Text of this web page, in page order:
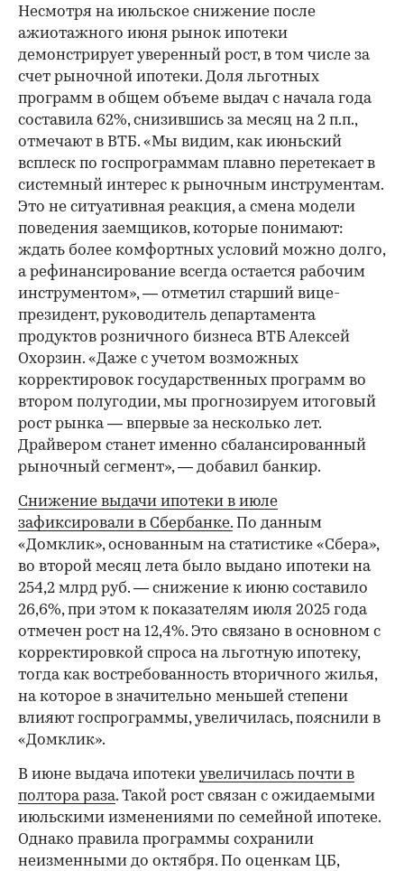
Несмотря на июльское снижение после
ажиотажного июня рынок ипотеки
демонстрирует уверенный рост, в том числе за
счет рыночной ипотеки. Доля льготных
программ в общем объеме выдач с начала года
составила 62%, снизившись за месяц на 2 п.п.,
отмечают в ВТБ. «Мы видим, как июньский
всплеск по госпрограммам плавно перетекает в
системный интерес к рыночным инструментам.
Это не ситуативная реакция, а смена модели
поведения заемщиков, которые понимают:
ждать более комфортных условий можно долго,
а рефинансирование всегда остается рабочим
инструментом», — отметил старший вице-
президент, руководитель департамента
продуктов розничного бизнеса ВТБ Алексей
Охорзин. «Даже с учетом возможных
корректировок государственных программ во
втором полугодии, мы прогнозируем итоговый
рост рынка — впервые за несколько лет.
Драйвером станет именно сбалансированный
рыночный сегмент», — добавил банкир.
Снижение выдачи ипотеки в июле
зафиксировали в Сбербанке. По данным
«Домклик», основанным на статистике «Сбера»,
во второй месяц лета было выдано ипотеки на
254,2 млрд руб. — снижение к июню составило
26,6%, при этом к показателям июля 2025 года
отмечен рост на 12,4%. Это связано в основном с
корректировкой спроса на льготную ипотеку,
тогда как востребованность вторичного жилья,
на которое в значительно меньшей степени
влияют госпрограммы, увеличилась, пояснили в
«Домклик».
В июне выдача ипотеки увеличилась почти в
полтора раза. Такой рост связан с ожидаемыми
июльскими изменениями по семейной ипотеке.
Однако правила программы сохранили
неизменными до октября. По оценкам ЦБ,